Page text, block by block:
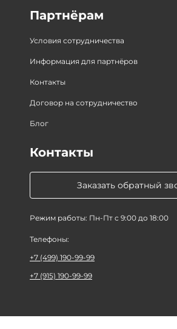
Партнёрам
Условия сотрудничества
Информация для партнёров
Контакты
Договор на сотрудничество
Блог
Заказать обратный
Режим работы: Пн-Пт с 9:00 до 18:00
Контакты
Телефоны:
+7 (499) 190-99-99
+7 (915) 190-99-99